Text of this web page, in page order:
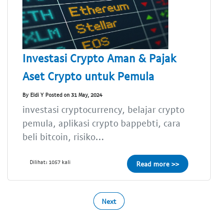
Investasi Crypto Aman & Pajak
Aset Crypto untuk Pemula
By Eldi Y Posted on 31 May, 2024
investasi cryptocurrency, belajar crypto
pemula, aplikasi crypto bappebti, cara
beli bitcoin, risiko...
Dilihat: 1057 kali Read more >>
Next